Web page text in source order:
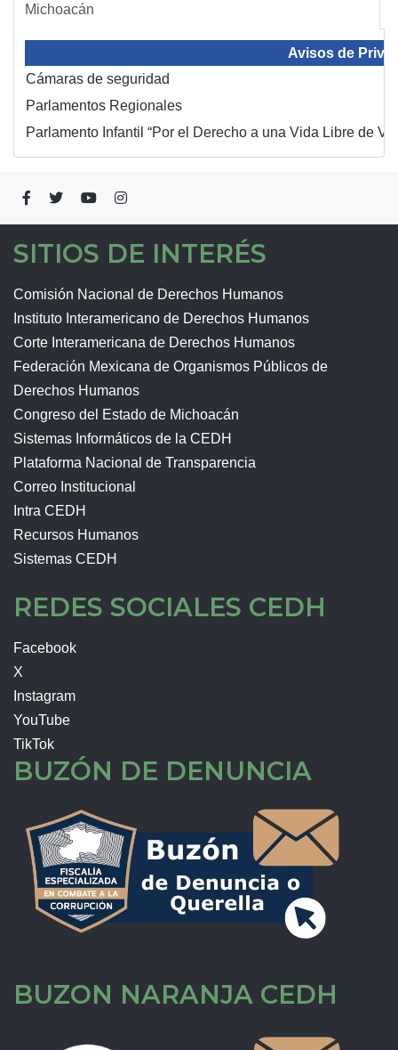
Michoacán
Avisos de
Cámaras de seguridad
Parlamentos Regionales
Parlamento Infantil “Por el Derecho a una Vida Libre de
SITIOS DE INTERÉS
Comisión Nacional de Derechos Humanos
Instituto Interamericano de Derechos Humanos
Corte Interamericana de Derechos Humanos
Federación Mexicana de Organismos Públicos de
Derechos Humanos
Congreso del Estado de Michoacán
Sistemas Informáticos de la CEDH
Plataforma Nacional de Transparencia
Correo Institucional
Intra CEDH
Recursos Humanos
Sistemas CEDH
REDES SOCIALES CEDH
Facebook
X
Instagram
YouTube
TikTok
BUZÓN DE DENUNCIA
BUZON NARANJA CEDH